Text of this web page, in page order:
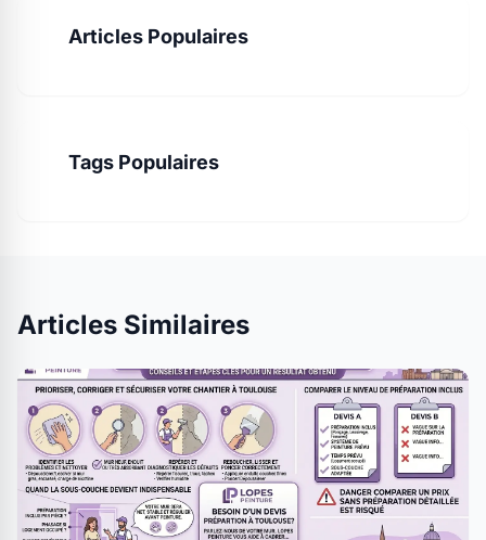
Articles Populaires
Tags Populaires
Articles Similaires